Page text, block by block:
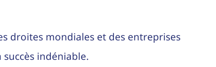
droites mondiales et des entreprises
indéniable.